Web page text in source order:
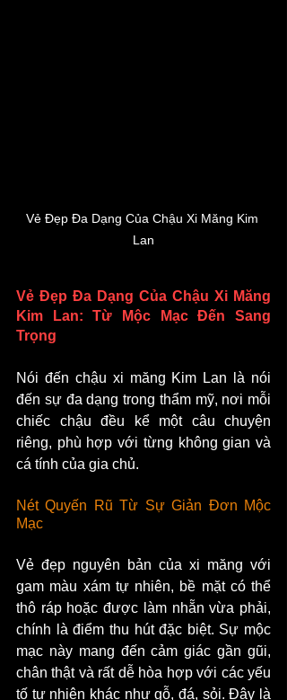
Vẻ Đẹp Đa Dạng Của Chậu Xi Măng Kim
Lan
Vẻ Đẹp Đa Dạng Của Chậu Xi Măng
Kim Lan: Từ Mộc Mạc Đến Sang
Trọng
Nói đến chậu xi măng Kim Lan là nói
đến sự đa dạng trong thẩm mỹ, nơi mỗi
chiếc chậu đều kể một câu chuyện
riêng, phù hợp với từng không gian và
cá tính của gia chủ.
Nét Quyến Rũ Từ Sự Giản Đơn Mộc
Mạc
Vẻ đẹp nguyên bản của xi măng với
gam màu xám tự nhiên, bề mặt có thể
thô ráp hoặc được làm nhẵn vừa phải,
chính là điểm thu hút đặc biệt. Sự mộc
mạc này mang đến cảm giác gần gũi,
chân thật và rất dễ hòa hợp với các yếu
tố tự nhiên khác như gỗ, đá, sỏi. Đây là